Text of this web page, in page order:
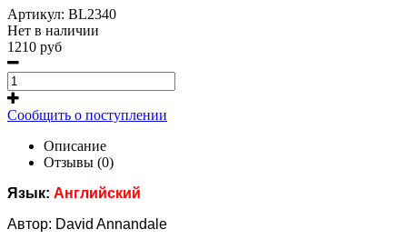
Артикул: BL2340
Нет в наличии
1210 руб
Сообщить о поступлении
Описание
Отзывы (0)
Язык: Английский
Автор: David Annandale